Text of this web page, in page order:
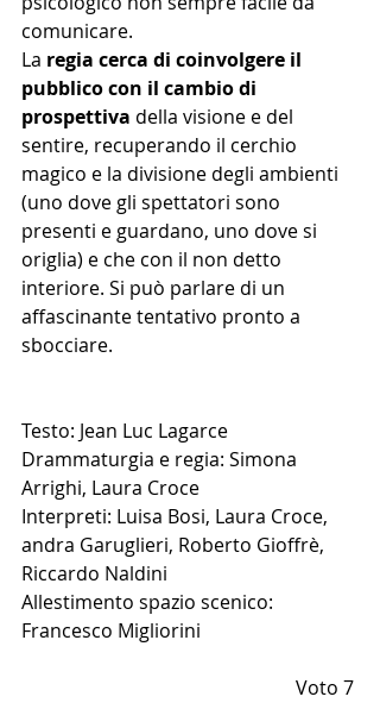
comunicare.
La regia cerca di coinvolgere il
pubblico con il cambio di
prospettiva della visione e del
sentire, recuperando il cerchio
magico e la divisione degli ambienti
(uno dove gli spettatori sono
presenti e guardano, uno dove si
origlia) e che con il non detto
interiore. Si può parlare di un
affascinante tentativo pronto a
sbocciare.
Testo: Jean Luc Lagarce
Drammaturgia e regia: Simona
Arrighi, Laura Croce
Interpreti: Luisa Bosi, Laura Croce,
andra Garuglieri, Roberto Gioffrè,
Riccardo Naldini
Allestimento spazio scenico:
Francesco Migliorini
Voto 7